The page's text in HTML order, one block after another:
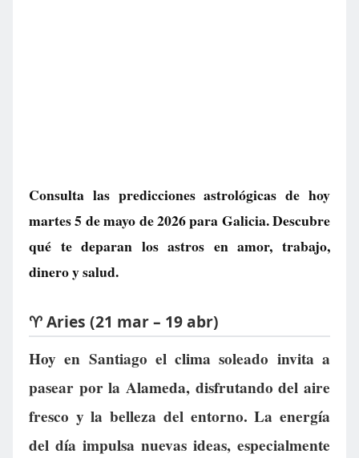
Consulta las predicciones astrológicas de hoy
martes 5 de mayo de 2026 para Galicia. Descubre
qué te deparan los astros en amor, trabajo,
dinero y salud.
♈ Aries (21 mar – 19 abr)
Hoy en Santiago el clima soleado invita a
pasear por la Alameda, disfrutando del aire
fresco y la belleza del entorno. La energía
del día impulsa nuevas ideas, especialmente